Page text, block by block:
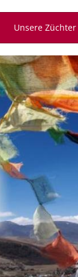
Unsere Züchter